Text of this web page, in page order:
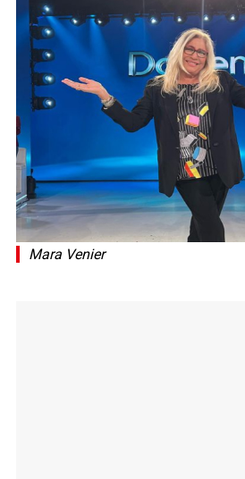
Mara Venier